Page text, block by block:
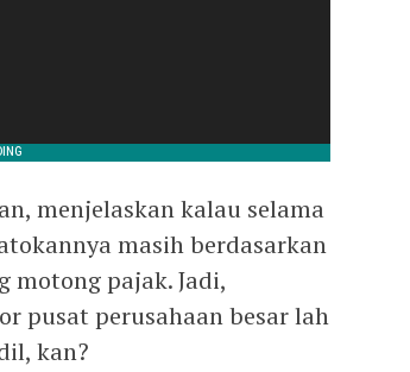
menjelaskan kalau selama
masih berdasarkan
motong pajak. Jadi,
pusat perusahaan besar lah
kan?